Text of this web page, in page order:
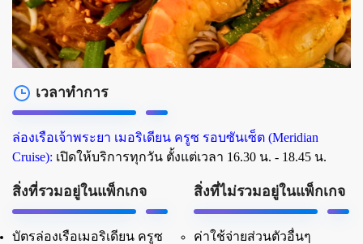
เวลาทำการ
ล่องเรือเจ้าพระยา เมอริเดียน ครูซ รอบซันเซ็ต (Meridian
Cruise): เปิดให้บริการทุกวัน ตั้งแต่เวลา 16.30 น. - 18.45 น.
สิ่งที่รวมอยู่ในแพ็กเกจ
บัตรล่องเรือเมอริเดียน ครูซ
สิ่งที่ไม่รวมอยู่ในแพ็กเกจ
ค่าใช้จ่ายส่วนตัวอื่นๆ